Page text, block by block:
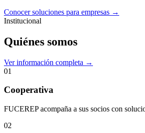
Conocer soluciones para empresas →
Institucional
Quiénes somos
Ver información completa →
01
Cooperativa
FUCEREP acompaña a sus socios con
02